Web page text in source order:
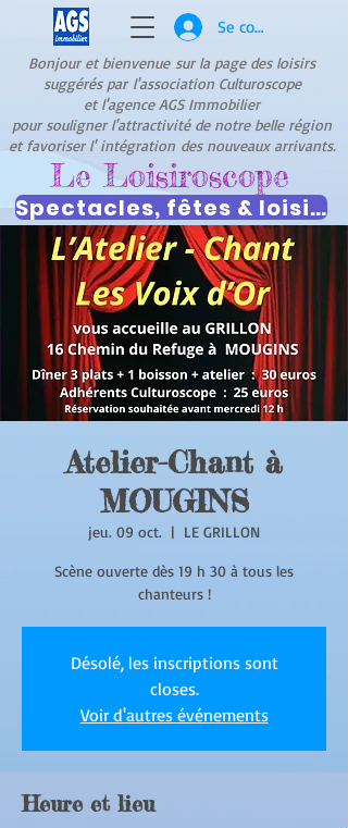
Se connecter
Bonjour et bienvenue sur la page des loisirs
suggérés parl'association Culturoscope
et l'agence AGS Immobilier
pour souligner l'attractivité de notre belle région
et favoriser l' intégration des nouveaux arrivants.
Le Loisiroscope
Spectacles, fêtes & loisirs
Atelier-Chant à
MOUGINS
jeu. 09 oct.
  |
LE GRILLON
Scène ouverte dès 19 h 30 à tous les
chanteurs !
Désolé, les inscriptions sont
closes.
Voir d'autres événements
Heure et lieu